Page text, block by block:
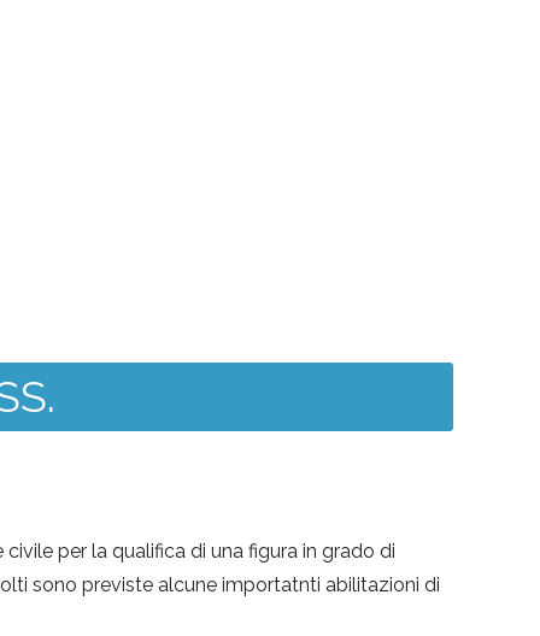
per la qualifica di una figura in grado di
sono previste alcune importatnti abilitazioni di